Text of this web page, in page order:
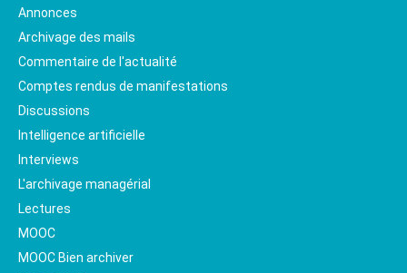
Annonces
Archivage des mails
Commentaire de l'actualité
Comptes rendus de manifestations
Discussions
Intelligence artificielle
Interviews
L'archivage managérial
Lectures
MOOC
MOOC Bien archiver